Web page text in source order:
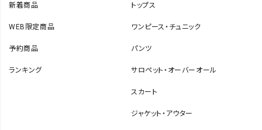
新着商品
WEB限定商品
予約商品
ランキング
トップス
ワンピース・チュニック
パンツ
サロペット・オーバーオール
スカート
ジャケット・アウター